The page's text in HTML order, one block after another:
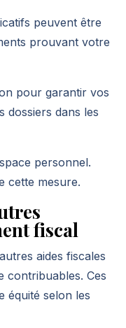
peuvent être
prouvant votre
pour garantir vos
dossiers dans les
personnel.
cette mesure.
fiscal
aides fiscales
contribuables. Ces
équité selon les